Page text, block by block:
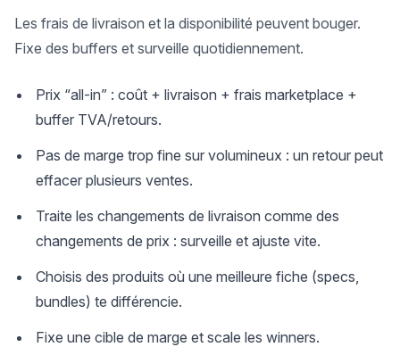
Les frais de livraison et la disponibilité peuvent bouger.
Fixe des buffers et surveille quotidiennement.
Prix “all-in” : coût + livraison + frais marketplace +
buffer TVA/retours.
Pas de marge trop fine sur volumineux : un retour peut
effacer plusieurs ventes.
Traite les changements de livraison comme des
changements de prix : surveille et ajuste vite.
Choisis des produits où une meilleure fiche (specs,
bundles) te différencie.
Fixe une cible de marge et scale les winners.